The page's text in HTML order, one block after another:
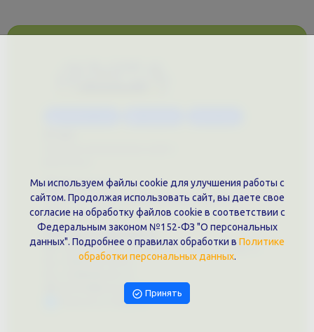
Документы
Политика обработки персональных данных
Публичная оферта
Контакты филиала
г. Краснодар, ул. Шоссе Нефтяников, 28, оф. 51
+7 (861)202-09-02
9457070@krd-print.ru
Написать в Telegram
Мы используем файлы cookie для улучшения работы с
сайтом. Продолжая использовать сайт, вы даете свое
согласие на обработку файлов cookie в соответствии с
Федеральным законом №152-ФЗ "О персональных
данных". Подробнее о правилах обработки в Политике
обработки персональных данных.
Принять